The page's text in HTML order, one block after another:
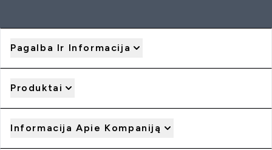
Pagalba Ir Informacija
Produktai
Informacija Apie Kompaniją